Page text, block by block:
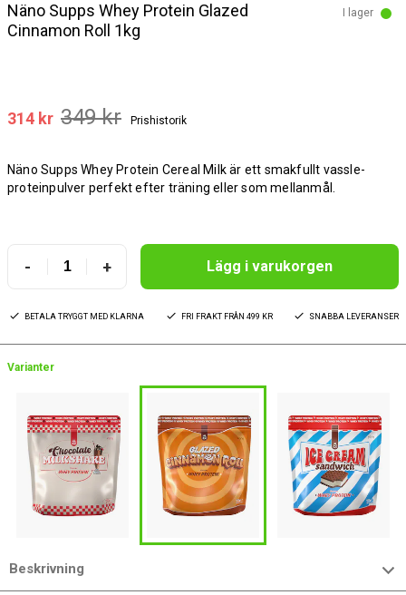
Näno Supps Whey Protein Glazed
Cinnamon Roll 1kg
I lager
314 kr 349 kr Prishistorik
Näno Supps Whey Protein Cereal Milk är ett smakfullt vassle­
proteinpulver perfekt efter träning eller som mellanmål.
- + Lägg i varukorgen
BETALA TRYGGT MED KLARNA FRI FRAKT FRÅN 499 KR SNABBA LEVERANSER
Varianter
Beskrivning